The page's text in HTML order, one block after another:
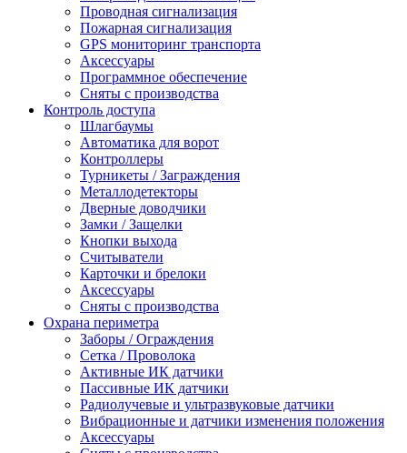
Проводная сигнализация
Пожарная сигнализация
GPS мониторинг транспорта
Аксессуары
Программное обеспечение
Сняты с производства
Контроль доступа
Шлагбаумы
Автоматика для ворот
Контроллеры
Турникеты / Заграждения
Металлодетекторы
Дверные доводчики
Замки / Защелки
Кнопки выхода
Считыватели
Карточки и брелоки
Аксессуары
Сняты с производства
Охрана периметра
Заборы / Ограждения
Сетка / Проволока
Активные ИК датчики
Пассивные ИК датчики
Радиолучевые и ультразвуковые датчики
Вибрационные и датчики изменения положения
Аксессуары